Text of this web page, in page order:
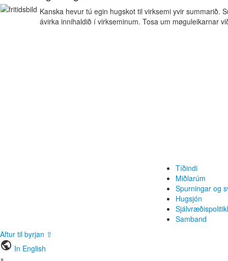
Kanska hevur tú egin hugskot til virksemi yvir summarið.
ávirka innihaldið í virkseminum. Tosa um møguleikarnar
Tíðindi
Miðlarúm
Spurningar og
Hugsjón
Samband
Aftur til byrjan ⇧
public In English
×